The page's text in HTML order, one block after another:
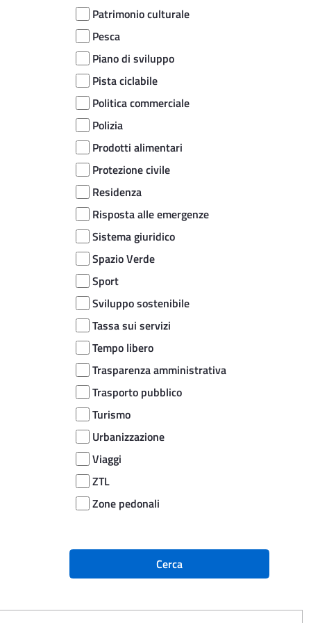
Patrimonio culturale
Pesca
Piano di sviluppo
Pista ciclabile
Politica commerciale
Polizia
Prodotti alimentari
Protezione civile
Residenza
Risposta alle emergenze
Sistema giuridico
Spazio Verde
Sport
Sviluppo sostenibile
Tassa sui servizi
Tempo libero
Trasparenza amministrativa
Trasporto pubblico
Turismo
Urbanizzazione
Viaggi
ZTL
Zone pedonali
Cerca